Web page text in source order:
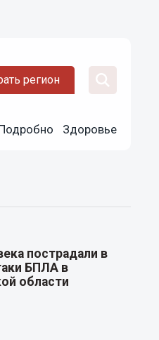
регион
Здоровье
пострадали в
БПЛА в
области